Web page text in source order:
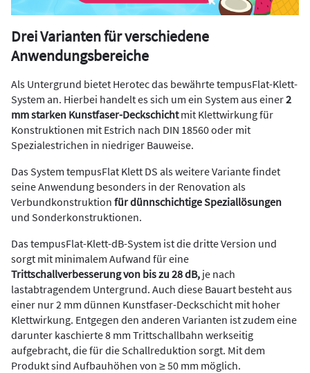
Drei Varianten für verschiedene
Anwendungsbereiche
Als Untergrund bietet Herotec das bewährte tempusFlat-Klett-
System an. Hierbei handelt es sich um ein System aus einer2
mm starken Kunstfaser-Deckschichtmit Klettwirkung für
Konstruktionen mit Estrich nach DIN 18560 oder mit
Spezialestrichen in niedriger Bauweise.
Das System tempusFlat Klett DS als weitere Variante findet
seine Anwendung besonders in der Renovation als
Verbundkonstruktion für dünnschichtige Speziallösungen
und Sonderkonstruktionen.
Das tempusFlat-Klett-dB-System ist die dritte Version und
sorgt mit minimalem Aufwand für eine
Trittschallverbesserung von bis zu 28 dB, je nach
lastabtragendem Untergrund. Auch diese Bauart besteht aus
einer nur 2 mm dünnen Kunstfaser-Deckschicht mit hoher
Klettwirkung. Entgegen den anderen Varianten ist zudem eine
darunter kaschierte 8 mm Trittschallbahn werkseitig
aufgebracht, die für die Schallreduktion sorgt. Mit dem
Produkt sind Aufbauhöhen von ≥ 50 mm möglich.